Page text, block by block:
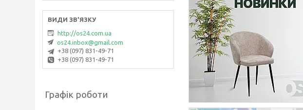
http://os24.com.ua
os24.inbox@gmail.com
+38 (097) 831-49-71
+38 (097) 831-49-71
Графік роботи